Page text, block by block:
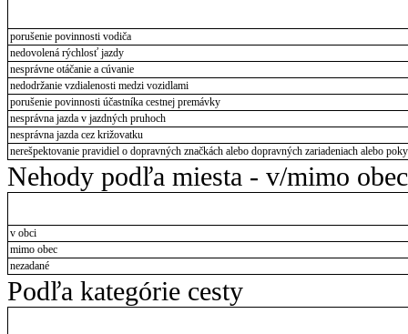
porušenie povinnosti vodiča
nedovolená rýchlosť jazdy
nesprávne otáčanie a cúvanie
nedodržanie vzdialenosti medzi vozidlami
porušenie povinnosti účastníka cestnej premávky
nesprávna jazda v jazdných pruhoch
nesprávna jazda cez križovatku
nerešpektovanie pravidiel o dopravných značkách alebo dopravných zariadeniach alebo
Nehody podľa miesta - v/mimo obec
v obci
mimo obec
nezadané
Podľa kategórie cesty